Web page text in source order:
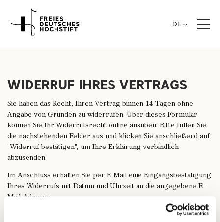
DE
WIDERRUF IHRES VERTRAGS
Sie haben das Recht, Ihren Vertrag binnen 14 Tagen ohne
Angabe von Gründen zu widerrufen. Über dieses Formular
können Sie Ihr Widerrufsrecht online ausüben. Bitte füllen Sie
die nachstehenden Felder aus und klicken Sie anschließend auf
"Widerruf bestätigen", um Ihre Erklärung verbindlich
abzusenden.
Im Anschluss erhalten Sie per E-Mail eine Eingangsbestätigung
Ihres Widerrufs mit Datum und Uhrzeit an die angegebene E-
Mail-Adresse.